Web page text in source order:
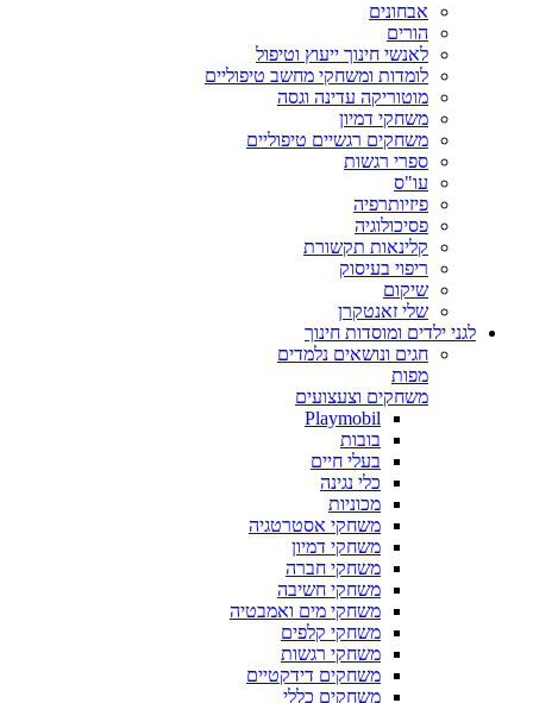
אבחונים
הורים
לאנשי חינוך ייעוץ וטיפול
לומדות ומשחקי מחשב טיפוליים
מוטוריקה עדינה וגסה
משחקי דמיון
משחקים רגשיים טיפוליים
ספרי רגשות
עו"ס
פיזיותרפיה
פסיכולוגיה
קלינאות תקשורת
ריפוי בעיסוק
שיקום
שלי זאנטקרן
לגני ילדים ומוסדות חינוך
חגים ונושאים נלמדים
מפות
משחקים וצעצועים
Playmobil
בובות
בעלי חיים
כלי נגינה
מכוניות
משחקי אסטרטגיה
משחקי דמיון
משחקי חברה
משחקי חשיבה
משחקי מים ואמבטיה
משחקי קלפים
משחקי רגשות
משחקים דידקטיים
משחקים כללי